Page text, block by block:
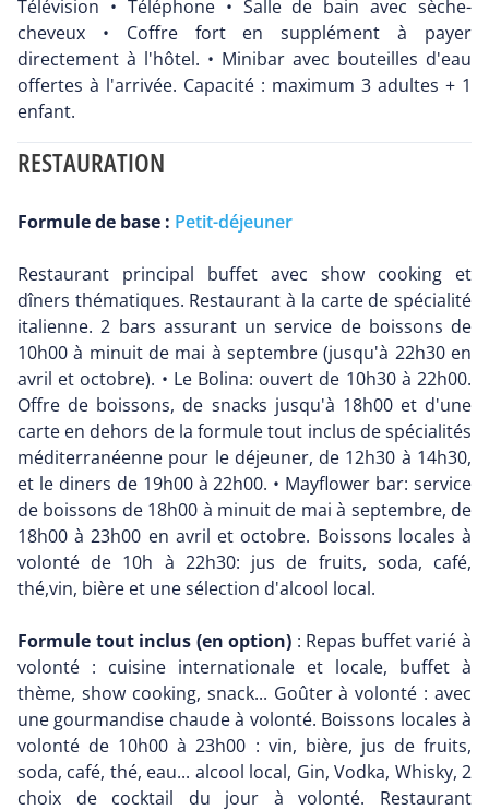
Télévision • Téléphone • Salle de bain avec sèche-
cheveux • Coffre fort en supplément à payer
directement à l'hôtel. • Minibar avec bouteilles d'eau
offertes à l'arrivée. Capacité : maximum 3 adultes + 1
enfant.
RESTAURATION
Formule de base : Petit-déjeuner
Restaurant principal buffet avec show cooking et
dîners thématiques. Restaurant à la carte de spécialité
italienne. 2 bars assurant un service de boissons de
10h00 à minuit de mai à septembre (jusqu'à 22h30 en
avril et octobre). • Le Bolina: ouvert de 10h30 à 22h00.
Offre de boissons, de snacks jusqu'à 18h00 et d'une
carte en dehors de la formule tout inclus de spécialités
méditerranéenne pour le déjeuner, de 12h30 à 14h30,
et le diners de 19h00 à 22h00. • Mayflower bar: service
de boissons de 18h00 à minuit de mai à septembre, de
18h00 à 23h00 en avril et octobre. Boissons locales à
volonté de 10h à 22h30: jus de fruits, soda, café,
thé,vin, bière et une sélection d'alcool local.
Formule tout inclus (en option) : Repas buffet varié à
volonté : cuisine internationale et locale, buffet à
thème, show cooking, snack... Goûter à volonté : avec
une gourmandise chaude à volonté. Boissons locales à
volonté de 10h00 à 23h00 : vin, bière, jus de fruits,
soda, café, thé, eau... alcool local, Gin, Vodka, Whisky, 2
choix de cocktail du jour à volonté. Restaurant